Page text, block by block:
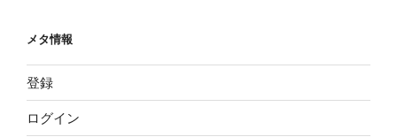
メタ情報
登録
ログイン